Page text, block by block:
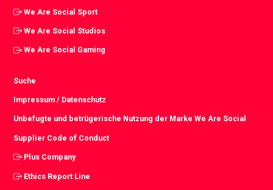
We Are Social Sport
We Are Social Studios
We Are Social Gaming
Suche
Impressum / Datenschutz
Unbefugte und betrügerische Nutzung der Marke We Are Social
Supplier Code of Conduct
Plus Company
Ethics Report Line